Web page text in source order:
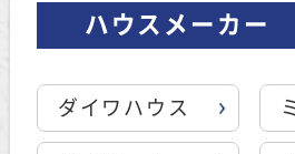
ハウスメーカー
ダイワハウス